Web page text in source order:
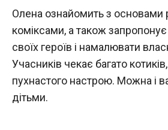
Олена ознайомить з основами
коміксами, а також
своїх героїв і намалювати
Учасників чекає багато
пухнастого настрою. Можна і
дітьми.